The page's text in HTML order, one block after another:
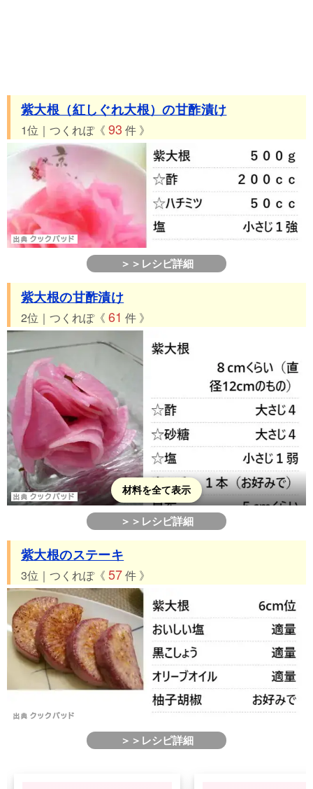
紫大根（紅しぐれ大根）の甘酢漬け
1位｜つくれぽ《 93 件 》
＞＞レシピ詳細
紫大根の甘酢漬け
2位｜つくれぽ《 61 件 》
材料を全て表示
＞＞レシピ詳細
紫大根のステーキ
3位｜つくれぽ《 57件 》
＞＞レシピ詳細